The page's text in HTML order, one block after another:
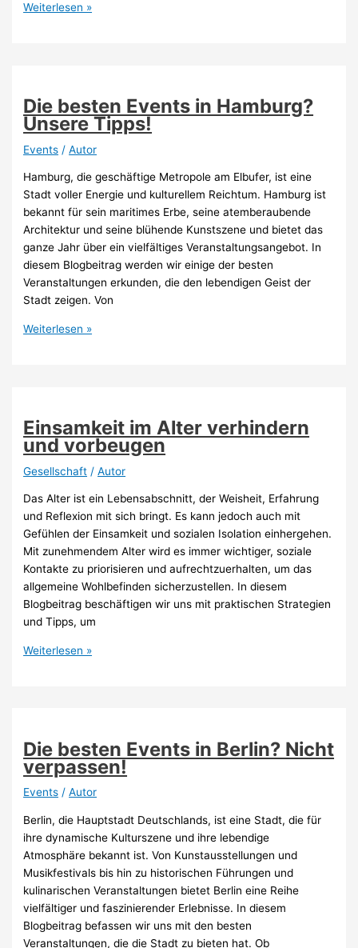
Betrogen
Weiterlesen »
Die besten Events in Hamburg?
Unsere Tipps!
Events /Autor
Hamburg, die geschäftige Metropole am Elbufer, ist eine
Stadt voller Energie und kulturellem Reichtum. Hamburg ist
bekannt für sein maritimes Erbe, seine atemberaubende
Architektur und seine blühende Kunstszene und bietet das
ganze Jahr über ein vielfältiges Veranstaltungsangebot. In
diesem Blogbeitrag werden wir einige der besten
Veranstaltungen erkunden, die den lebendigen Geist der
Stadt zeigen. Von
Die
Tipps!
Weiterlesen »
Einsamkeit im Alter verhindern
und vorbeugen
Gesellschaft /Autor
Das Alter ist ein Lebensabschnitt, der Weisheit, Erfahrung
und Reflexion mit sich bringt. Es kann jedoch auch mit
Gefühlen der Einsamkeit und sozialen Isolation einhergehen.
Mit zunehmendem Alter wird es immer wichtiger, soziale
Kontakte zu priorisieren und aufrechtzuerhalten, um das
allgemeine Wohlbefinden sicherzustellen. In diesem
Blogbeitrag beschäftigen wir uns mit praktischen Strategien
und Tipps, um
Einsamkeit
Weiterlesen »
Die besten Events in Berlin? Nicht
verpassen!
Events /Autor
Berlin, die Hauptstadt Deutschlands, ist eine Stadt, die für
ihre dynamische Kulturszene und ihre lebendige
Atmosphäre bekannt ist. Von Kunstausstellungen und
Musikfestivals bis hin zu historischen Führungen und
kulinarischen Veranstaltungen bietet Berlin eine Reihe
vielfältiger und faszinierender Erlebnisse. In diesem
Blogbeitrag befassen wir uns mit den besten
Veranstaltungen, die die Stadt zu bieten hat. Ob